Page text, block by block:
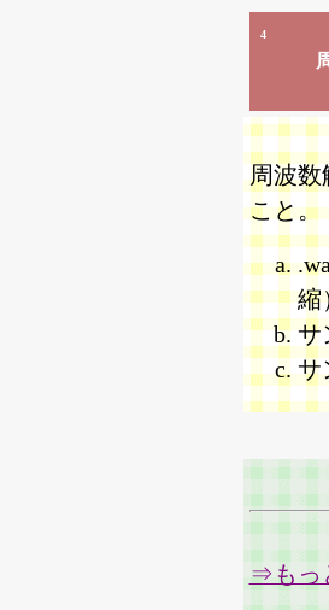
4
周波数
こと。
縮
サ
サ
⇒もっ